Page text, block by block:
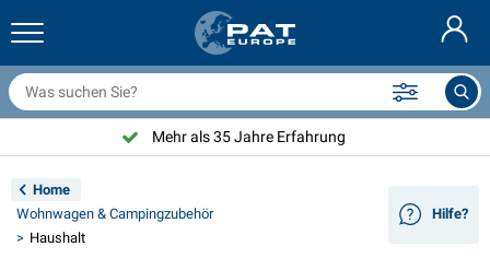
& Zubehör
beleuchtung
Innenraum
& Solarartikel
& Wohnmobil außenbereich
& Wohnmobil innenbereich
und Beschläge
und Schäkel
& Feuer-Löschdecken
Freien
Produkten
Nederlands
English
Français
Mehr als 35 Jahre Erfahrung
Home
Wohnwagen & Campingzubehör
Haushalt
Hilfe?